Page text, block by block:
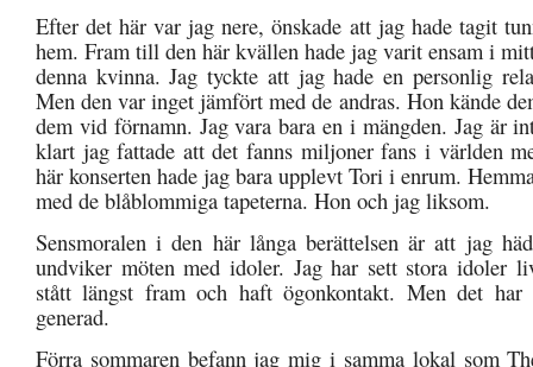
Efter det här var jag nere, önskade att jag hade tagit
hem. Fram till den här kvällen hade jag varit ensam i
denna kvinna. Jag tyckte att jag hade en personlig
Men den var inget jämfört med de andras. Hon kände
dem vid förnamn. Jag vara bara en i mängden. Jag är
klart jag fattade att det fanns miljoner fans i världen
här konserten hade jag bara upplevt Tori i enrum.
med de blåblommiga tapeterna. Hon och jag liksom.
Sensmoralen i den här långa berättelsen är att jag
undviker möten med idoler. Jag har sett stora idoler
stått längst fram och haft ögonkontakt. Men det
generad.
Förra sommaren befann jag mig i samma lokal som